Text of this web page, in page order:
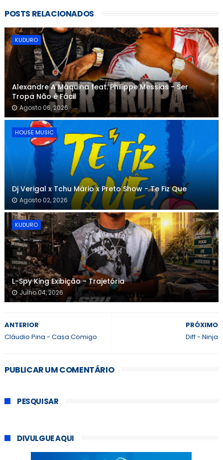
POSTS RELACIONADOS
KUDURO
Alexandre A Máquina feat. Philippe Messias - Ser
Tropa Não é Fácil
Agosto 06, 2026
HOUSE MUSIC
Dj Verigal x Tchu Mário x Preto Show - Te Fiz Que
Agosto 02, 2026
KUDURO
L-Spy King Exibição - Trajetória
Julho 04, 2026
PRÓXIMO
Diff - Ninja
ANTERIOR
Cláudio Pina - Casa Comigo
PUBLICAR UM COMENTÁRIO
PESQUISAR
DIVULGUE AQUI